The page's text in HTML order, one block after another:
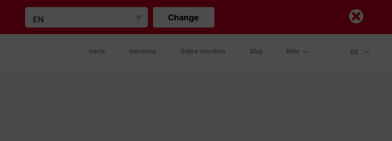
EN Change
Inicie Servicios Sobre nosotros Blog Más ES